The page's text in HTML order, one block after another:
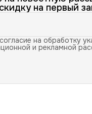
на первый
на обработку
и рекламной